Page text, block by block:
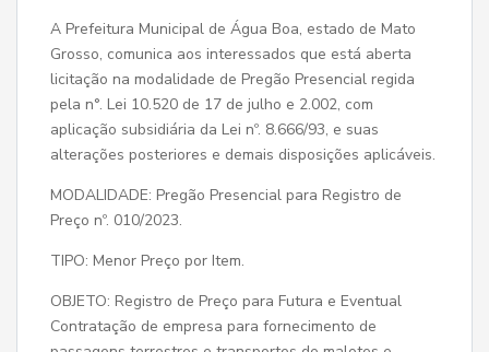
A Prefeitura Municipal de Água Boa, estado de Mato
Grosso, comunica aos interessados que está aberta
licitação na modalidade de Pregão Presencial regida
pela n°. Lei 10.520 de 17 de julho e 2.002, com
aplicação subsidiária da Lei nº. 8.666/93, e suas
alterações posteriores e demais disposições aplicáveis.
MODALIDADE: Pregão Presencial para Registro de
Preço nº. 010/2023.
TIPO: Menor Preço por Item.
OBJETO: Registro de Preço para Futura e Eventual
Contratação de empresa para fornecimento de